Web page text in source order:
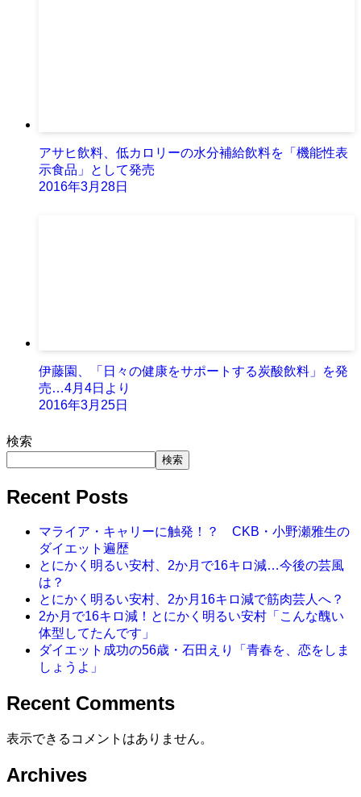
アサヒ飲料、低カロリーの水分補給飲料を「機能性表
示食品」として発売
2016年3月28日
伊藤園、「日々の健康をサポートする炭酸飲料」を発
売…4月4日より
2016年3月25日
検索
検索
Recent Posts
マライア・キャリーに触発！？ CKB・小野瀬雅生の
ダイエット遍歴
とにかく明るい安村、2か月で16キロ減…今後の芸風
は？
とにかく明るい安村、2か月16キロ減で筋肉芸人へ？
2か月で16キロ減！とにかく明るい安村「こんな醜い
体型してたんです」
ダイエット成功の56歳・石田えり「青春を、恋をしま
しょうよ」
Recent Comments
表示できるコメントはありません。
Archives